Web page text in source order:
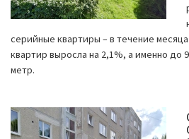
серийные квартиры – в течение
квартир выросла на 2,1%, а именно до
метр.